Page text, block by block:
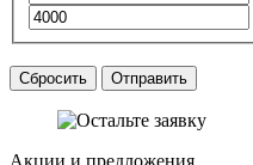
Сбросить Отправить